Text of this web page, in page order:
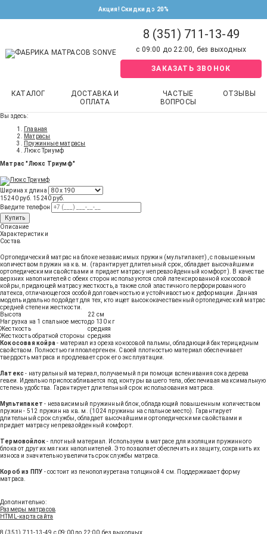
Акция! Скидки до 20%
КАТАЛОГ
ДОСТАВКА И
ОПЛАТА
ЧАСТЫЕ
ВОПРОСЫ
ОТЗЫВЫ
8 (351) 711-13-49
с 09:00 до 22:00, без выходных
ЗАКАЗАТЬ ЗВОНОК
Вы здесь:
Главная
Матрасы
Пружинные матрасы
Люкс Триумф
Матрас "Люкс Триумф"
Ширина х длина
15240 руб. 15240 руб.
Введите телефон
Купить
Описание
Характеристики
Состав
Ортопедический матрас на блоке независимых пружин (мультипакет), с повышенным
количеством пружин на кв. м. (гарантирует длительный срок, обладает высочайшими
ортопедическими свойствами и придает матрасу непревзойденный комфорт). В качестве
верхних наполнителей с обеих сторон используются слой латексированной кокосовой
койры, придающей матрасу жесткость, а также слой эластичного перфорированного
латекса, отличающегося особой долговечностью и устойчивостью к деформации. Данная
модель идеально подойдет для тех, кто ищет высококачественный ортопедический матрас
средней степени жесткости.
Высота
22 см
Нагрузка на 1 спальное местодо 130 кг
Жесткость
средняя
Жесткость обратной стороны средняя
Кокосовая койра- материал из ореха кокосовой пальмы, обладающий бактерицидным
свойством. Полностью гиппоалергенен. Своей плотностью материал обеспечивает
твердость матраса и продлевает срок его эксплуатации.
Латекс - натуральный материал, получаемый при помощи вспенивания сока дерева
гевеи. Идеально приспосабливается под контуры вашего тела, обеспечивая максимальную
степень удобства. Гарантирует длительный срок использования матраса.
Мультипакет - независимый пружинный блок, обладающий повышенным количеством
пружин - 512 пружин на кв. м. (1024 пружины на спальное место). Гарантирует
длительный срок службы, обладает высочайшими ортопедическими свойствами и
придает матрасу непревзойденный комфорт.
Термовойлок- плотный материал. Используем в матрасе для изоляции пружинного
блока от других мягких наполнителей. Это позволяет обеспечить их защиту, сохранить их
износа и значительно увеличить срок службы матраса.
Короб из ППУ - состоит из пенополиуретана толщиной 4 см. Поддерживает форму
матраса.
Дополнительно:
Размеры матрасов
HTML-карта сайта